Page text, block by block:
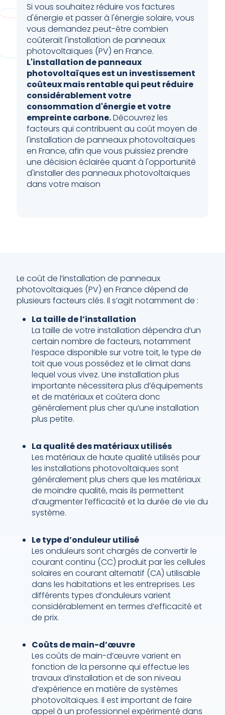
Si vous souhaitez réduire vos factures
d'énergie et passer à l'énergie solaire, vous
vous demandez peut-être combien
coûterait l'installation de panneaux
photovoltaïques (PV) en France.
L'installation de panneaux
photovoltaïques est un investissement
coûteux mais rentable qui peut réduire
considérablement votre
consommation d'énergie et votre
empreinte carbone.Découvrez les
facteurs qui contribuent au coût moyen de
l'installation de panneaux photovoltaïques
en France, afin que vous puissiez prendre
une décision éclairée quant à l'opportunité
d'installer des panneaux photovoltaïques
dans votre maison
Le coût de l’installation de panneaux
photovoltaïques (PV) en France dépend de
plusieurs facteurs clés. Il s’agit notamment de :
La taille de l’installation
La taille de votre installation dépendra d’un
certain nombre de facteurs, notamment
l’espace disponible sur votre toit, le type de
toit que vous possédez et le climat dans
lequel vous vivez. Une installation plus
importante nécessitera plus d’équipements
et de matériaux et coûtera donc
généralement plus cher qu’une installation
plus petite.
La qualité des matériaux utilisés
Les matériaux de haute qualité utilisés pour
les installations photovoltaïques sont
généralement plus chers que les matériaux
de moindre qualité, mais ils permettent
d’augmenter l’efficacité et la durée de vie du
système.
Le type d’onduleur utilisé
Les onduleurs sont chargés de convertir le
courant continu (CC) produit par les cellules
solaires en courant alternatif (CA) utilisable
dans les habitations et les entreprises. Les
différents types d’onduleurs varient
considérablement en termes d’efficacité et
de prix.
Coûts de main-d’œuvre
Les coûts de main-d’œuvre varient en
fonction de la personne qui effectue les
travaux d’installation et de son niveau
d’expérience en matière de systèmes
photovoltaïques. Il est important de faire
appel à un professionnel expérimenté dans